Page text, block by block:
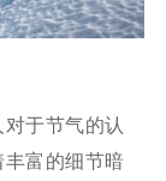
于节气的认
富的细节暗